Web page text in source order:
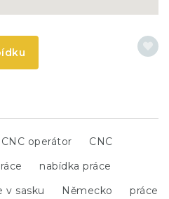
CNC operátor
CNC
nabídka práce
v sasku Německo
práce